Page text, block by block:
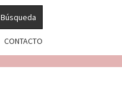
CONTACTO